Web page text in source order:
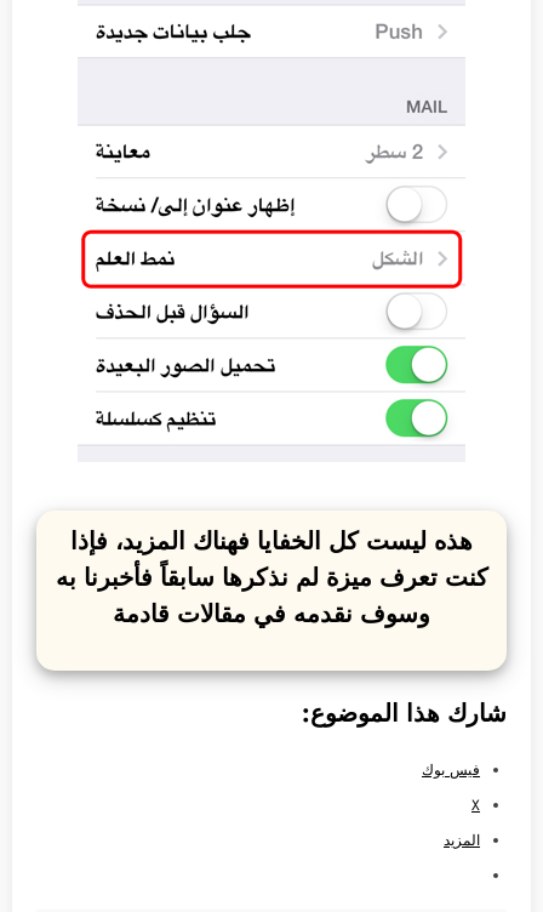
هذه ليست كل الخفايا فهناك المزيد، فإذا
كنت تعرف ميزة لم نذكرها سابقاً فأخبرنا به
وسوف نقدمه في مقالات قادمة
شارك هذا الموضوع:
فيس بوك
X
المزيد